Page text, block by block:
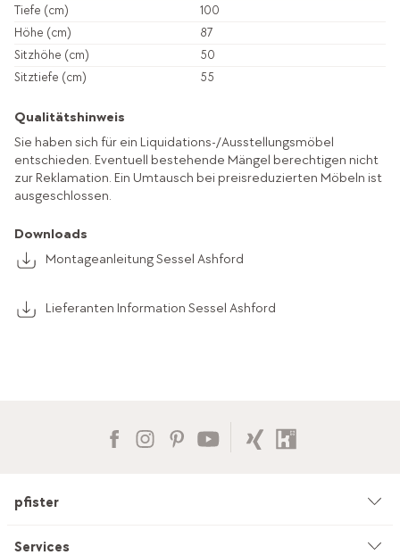
Tiefe (cm)
100
Höhe (cm)
87
Sitzhöhe (cm)
50
Sitztiefe (cm)
55
Qualitätshinweis
Sie haben sich für ein Liquidations-/Ausstellungsmöbel
entschieden. Eventuell bestehende Mängel berechtigen nicht
zur Reklamation. Ein Umtausch bei preisreduzierten Möbeln ist
ausgeschlossen.
Downloads
Montageanleitung Sessel Ashford
Lieferanten Information Sessel Ashford
pfister
Unternehmen
Services